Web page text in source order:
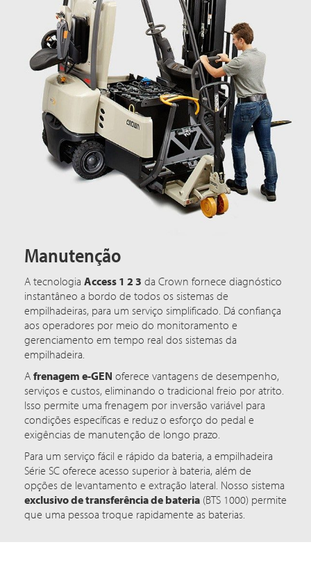
Manutenção
A tecnologiaAccess 1 2 3 da Crown fornece diagnóstico
instantâneo a bordo de todos os sistemas de
empilhadeiras, para um serviço simplificado. Dá confiança
aos operadores por meio do monitoramento e
gerenciamento em tempo real dos sistemas da
empilhadeira.
Afrenagem e-GEN oferece vantagens de desempenho,
serviços e custos, eliminando o tradicional freio por atrito.
Isso permite uma frenagem por inversão variável para
condições específicas e reduz o esforço do pedal e
exigências de manutenção de longo prazo.
Para um serviço fácil e rápido da bateria, a empilhadeira
Série SC oferece acesso superior à bateria, além de
opções de levantamento e extração lateral. Nosso sistema
exclusivo de transferência de bateria (BTS 1000) permite
que uma pessoa troque rapidamente as baterias.